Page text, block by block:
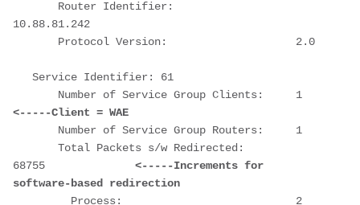
10.88.81.242
<-----Client = WAE
68755 <-----Increments for
software-based redirection